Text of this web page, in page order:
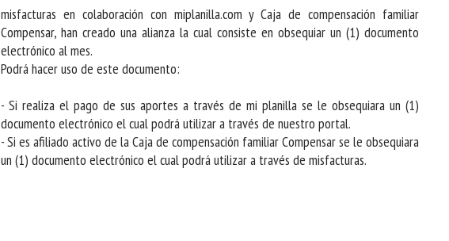
misfacturas en colaboración con miplanilla.com y Caja de compensación familiar
Compensar, han creado una alianza la cual consiste en obsequiar un (1) documento
electrónico al mes.
Podrá hacer uso de este documento:
- Si realiza el pago de sus aportes a través de mi planilla se le obsequiara un (1)
documento electrónico el cual podrá utilizar a través de nuestro portal.
- Si es afiliado activo de la Caja de compensación familiar Compensar se le obsequiara
un (1) documento electrónico el cual podrá utilizar a través de misfacturas.